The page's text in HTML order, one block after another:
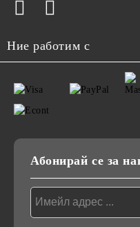
Ние работим с
Абонирай се за